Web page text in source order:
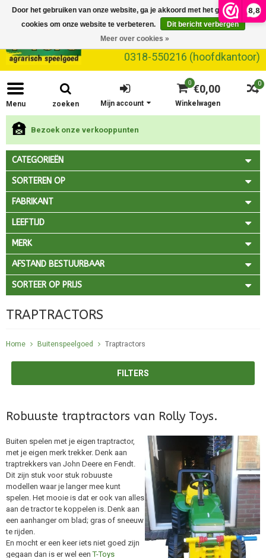
8,8
0318-550216 (hoofdkantoor)
Menu zoeken
0
0 €0,00
Winkelwagen
Mijn account
Bezoek onze verkooppunten
CATEGORIEËN
SORTEREN OP
FABRIKANT
LEEFTIJD
MERK
AFSTAND BESTUURBAAR
SORTEER OP PRIJS
TRAPTRACTORS
Home Buitenspeelgoed Traptractors
FILTERS
Robuuste traptractors van Rolly Toys.
Buiten spelen met je eigen traptractor,
met je eigen merk trekker. Denk aan
traptrekkers van John Deere en Fendt.
Dit zijn stuk voor stuk robuuste
modellen waar je langer mee kunt
spelen. Het mooie is dat er ook van alles
aan de tractor te koppelen is. Denk aan
een aanhanger om blad; gras of sneeuw
te rijden.
En mocht er een keer iets niet goed zijn
gegaan dan is er wel eenT-Toys
Door het gebruiken van onze website, ga je akkoord met het gebruik van
cookies om onze website te verbeteren.
Dit bericht verbergen
Meer over cookies »